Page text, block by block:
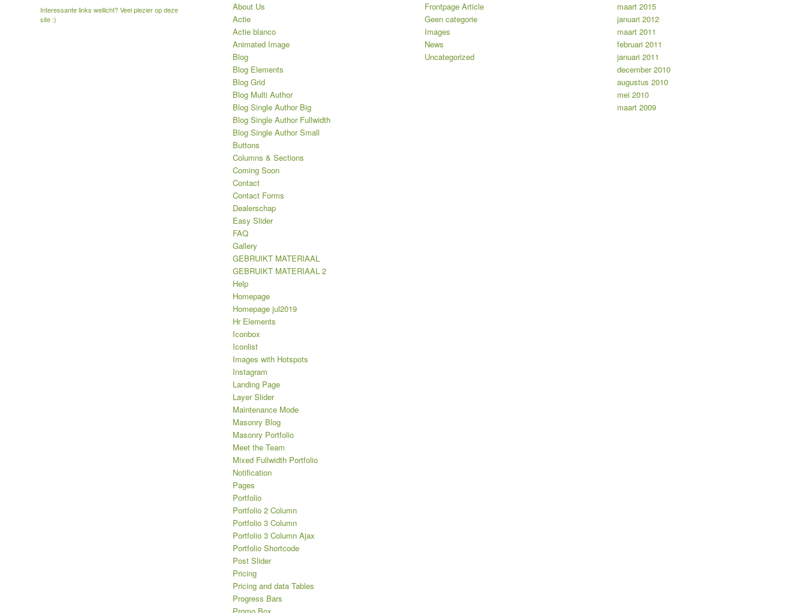
Interessante links wellicht? Veel plezier op deze
site :)
About Us
Actie
Actie blanco
Animated Image
Blog
Blog Elements
Blog Grid
Blog Multi Author
Blog Single Author Big
Blog Single Author Fullwidth
Blog Single Author Small
Buttons
Columns & Sections
Coming Soon
Contact
Contact Forms
Dealerschap
Easy Slider
FAQ
Gallery
GEBRUIKT MATERIAAL
GEBRUIKT MATERIAAL 2
Help
Homepage
Homepage jul2019
Hr Elements
Iconbox
Iconlist
Images with Hotspots
Instagram
Landing Page
Layer Slider
Maintenance Mode
Masonry Blog
Masonry Portfolio
Meet the Team
Mixed Fullwidth Portfolio
Notification
Pages
Portfolio
Portfolio 2 Column
Portfolio 3 Column
Portfolio 3 Column Ajax
Portfolio Shortcode
Post Slider
Pricing
Pricing and data Tables
Progress Bars
Frontpage Article
Geen categorie
Images
News
Uncategorized
maart 2015
januari 2012
maart 2011
februari 2011
januari 2011
december 2010
augustus 2010
mei 2010
maart 2009